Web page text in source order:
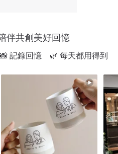
伴共創美好回憶
記錄回憶　🌿 每天都用得到